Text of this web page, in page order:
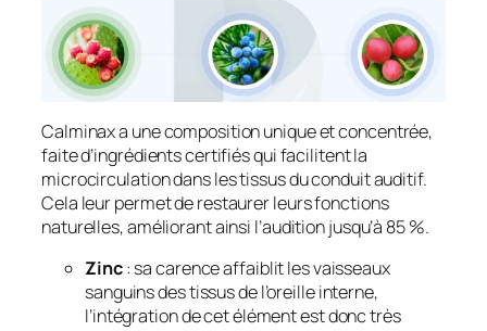
Calminax a une composition unique et concentrée,
faite d’ingrédients certifiés qui facilitent la
microcirculation dans les tissus du conduit auditif.
Cela leur permet de restaurer leurs fonctions
naturelles, améliorant ainsi l’audition jusqu’à 85 %.
Zinc: sa carence affaiblit les vaisseaux
sanguins des tissus de l’oreille interne,
l’intégration de cet élément est donc très